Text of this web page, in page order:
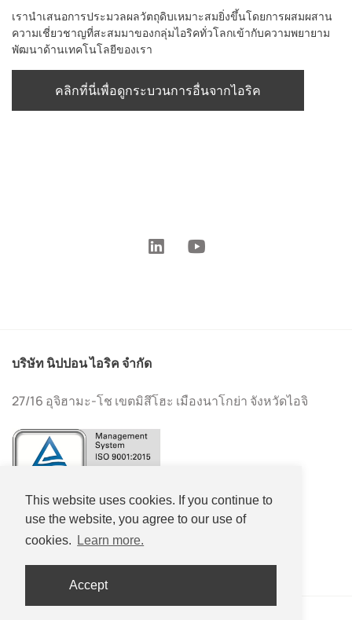
This website uses cookies. If you continue to
use the website, you agree to our use of
cookies.
Learn more.
Accept
เรานำเสนอการประมวลผลวัตถุดิบเหมาะสมยิ่งขึ้นโดยการผสมผสาน
ความเชี่ยวชาญที่สะสมมาของกลุ่มไอริคทั่วโลกเข้ากับความพยายาม
พัฒนาด้านเทคโนโลยีของเรา
คลิกที่นี่เพื่อดูกระบวนการอื่นจากไอริค
บริษัท นิปปอน ไอริค จำกัด
27/16 อุจิฮามะ-โช เขตมิสึโฮะ เมืองนาโกย่า จังหวัดไอจิ
+81-(0)52-533-2577